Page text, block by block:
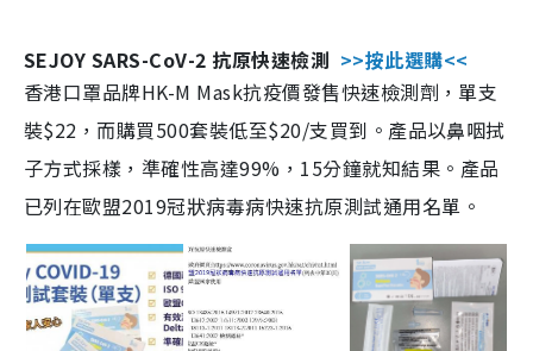
SEJOY SARS-CoV-2 抗原快速檢測 >>按此選購<<
香港口罩品牌HK-M Mask抗疫價發售快速檢測劑，單支
裝$22，而購買500套裝低至$20/支買到。產品以鼻咽拭
子方式採樣，準確性高達99%，15分鐘就知結果。產品
已列在歐盟2019冠狀病毒病快速抗原測試通用名單。